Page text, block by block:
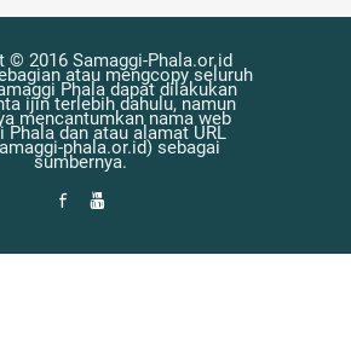
© 2016 Samaggi-Phala.or.id
atau mengcopy seluruh
Phala dapat dilakukan
ijin terlebih dahulu, namun
mencantumkan nama web
Phala dan atau alamat URL
phala.or.id) sebagai
sumbernya.